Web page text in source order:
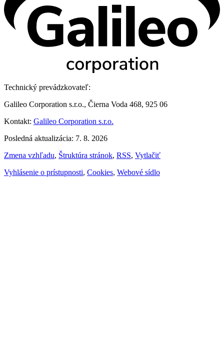
Technický prevádzkovateľ:
Galileo Corporation s.r.o., Čierna Voda 468, 925 06
Kontakt: Galileo Corporation s.r.o.
Posledná aktualizácia: 7. 8. 2026
Zmena vzhľadu, Štruktúra stránok, RSS, Vytlačiť
Vyhlásenie o prístupnosti, Cookies, Webové sídlo